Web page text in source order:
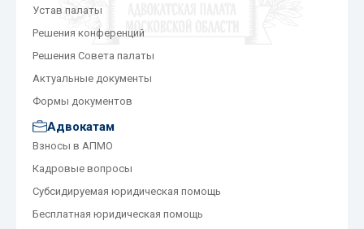
Устав палаты
Решения конференций
Решения Совета палаты
Актуальные документы
Формы документов
Адвокатам
Взносы в АПМО
Кадровые вопросы
Субсидируемая юридическая помощь
Бесплатная юридическая помощь